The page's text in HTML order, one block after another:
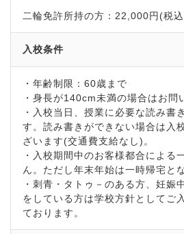
二輪免許所持の方：22,000円(税込
入校条件
・年齢制限：60歳まで
・身長が140cm未満の場合はお問
・入校当日、授業に必要な読み書
す。読み書きができない場合は入
ざいます(交通費支給なし)。
・入校期間中のお客様都合による
ん。ただし年末年始は一時帰宅と
・刺青・タトゥ－のある方、妊娠
をしている方は学校方針としてご
ております。